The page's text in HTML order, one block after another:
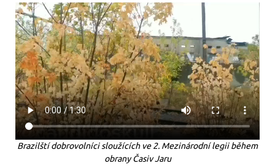
Brazilští dobrovolníci sloužících ve 2. Mezinárodní legii během
obrany Časiv Jaru